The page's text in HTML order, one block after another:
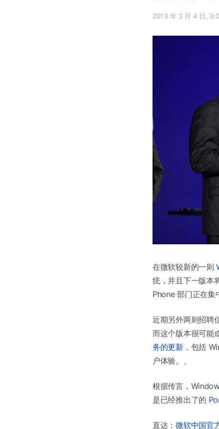
2013
在微软较新的一则
统，并且下一版本
Phone 部门正在集
近期另外两则招聘
而这个版本很可能
务的更新，包括
户体验。、
根据传言，
是已经推出了的
直达：微软中国官